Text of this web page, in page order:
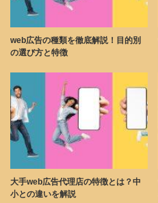
web広告の種類を徹底解説！目的別
の選び方と特徴
大手web広告代理店の特徴とは？中
小との違いを解説